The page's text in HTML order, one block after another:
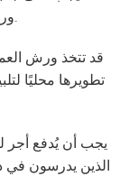
ورش العمل التي ينظمها المقاطعة.
تطويرها محليًا
الذين يدرسون في